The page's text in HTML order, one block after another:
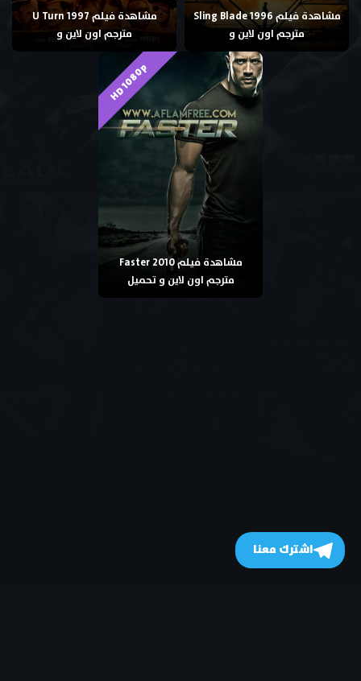
مشاهدة فيلم Sling Blade 1996
مترجم اون لاين و
مشاهدة فيلم U Turn 1997
مترجم اون لاين و
HD 1080p
مشاهدة فيلم Faster 2010
مترجم اون لاين و تحميل
اشترك معنا